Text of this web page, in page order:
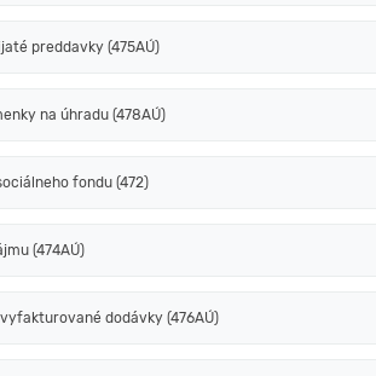
preddavky (475AÚ)
na úhradu (478AÚ)
fondu (472)
(474AÚ)
dodávky (476AÚ)